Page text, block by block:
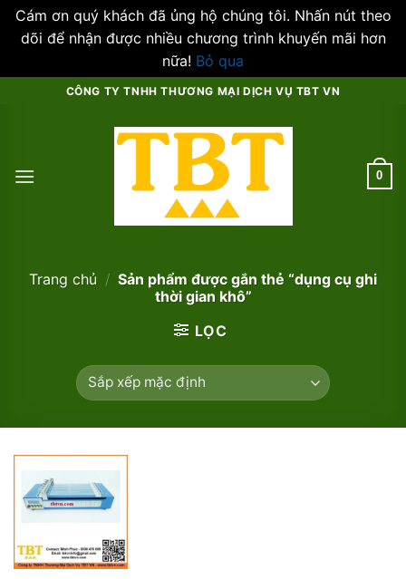
Cám ơn quý khách đã ủng hộ chúng tôi. Nhấn nút theo
dõi để nhận được nhiều chương trình khuyến mãi hơn
nữa! Bỏ qua
CÔNG TY TNHH THƯƠNG MẠI DỊCH VỤ TBT VN
0
Trang chủ / Sản phẩm được gắn thẻ “dụng cụ ghi
thời gian khô”
LỌC